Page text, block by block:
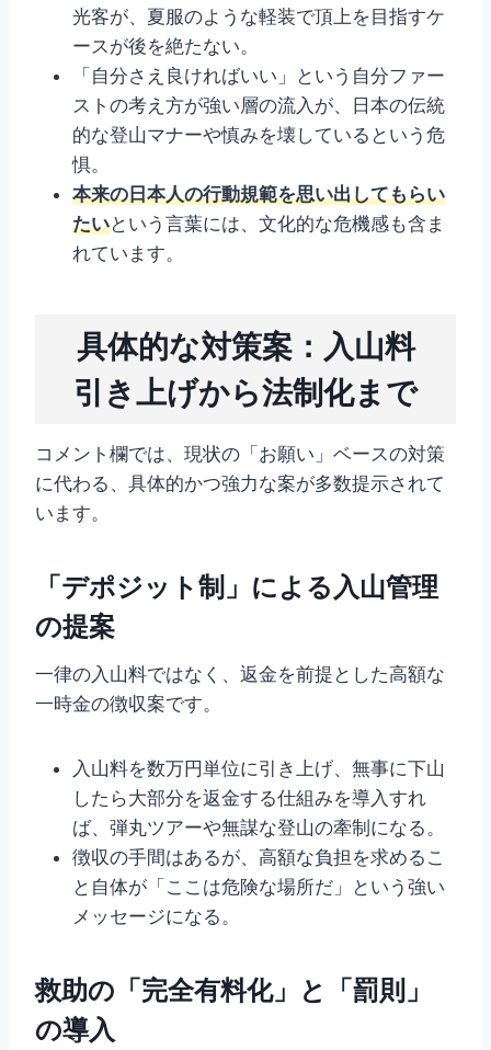
光客が、夏服のような軽装で頂上を目指すケ
ースが後を絶たない。
「自分さえ良ければいい」という自分ファー
ストの考え方が強い層の流入が、日本の伝統
的な登山マナーや慎みを壊しているという危
惧。
本来の日本人の行動規範を思い出してもらい
たいという言葉には、文化的な危機感も含ま
れています。
具体的な対策案：入山料
引き上げから法制化まで
コメント欄では、現状の「お願い」ベースの対策
に代わる、具体的かつ強力な案が多数提示されて
います。
「デポジット制」による入山管理
の提案
一律の入山料ではなく、返金を前提とした高額な
一時金の徴収案です。
入山料を数万円単位に引き上げ、無事に下山
したら大部分を返金する仕組みを導入すれ
ば、弾丸ツアーや無謀な登山の牽制になる。
徴収の手間はあるが、高額な負担を求めるこ
と自体が「ここは危険な場所だ」という強い
メッセージになる。
救助の「完全有料化」と「罰則」
の導入